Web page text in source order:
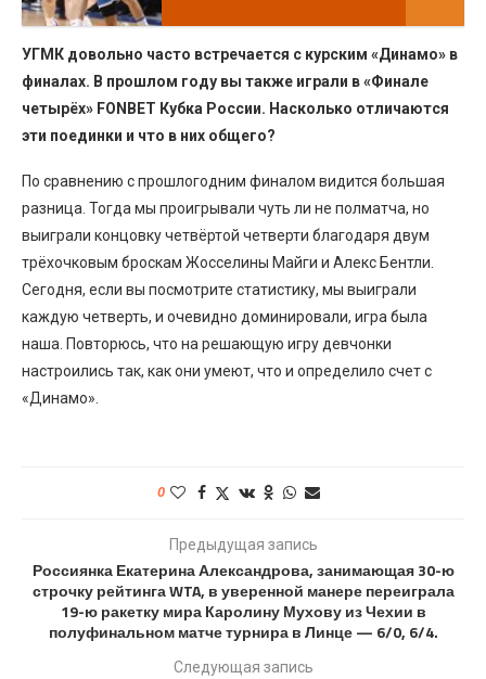
УГМК довольно часто встречается с курским «Динамо» в
финалах. В прошлом году вы также играли в «Финале
четырёх» FONBET Кубка России. Насколько отличаются
эти поединки и что в них общего?
По сравнению с прошлогодним финалом видится большая
разница. Тогда мы проигрывали чуть ли не полматча, но
выиграли концовку четвёртой четверти благодаря двум
трёхочковым броскам Жосселины Майги и Алекс Бентли.
Сегодня, если вы посмотрите статистику, мы выиграли
каждую четверть, и очевидно доминировали, игра была
наша. Повторюсь, что на решающую игру девчонки
настроились так, как они умеют, что и определило счет с
«Динамо».
0
Предыдущая запись
Россиянка Екатерина Александрова, занимающая 30-ю
строчку рейтинга WTA, в уверенной манере переиграла
19-ю ракетку мира Каролину Мухову из Чехии в
полуфинальном матче турнира в Линце — 6/0, 6/4.
Следующая запись